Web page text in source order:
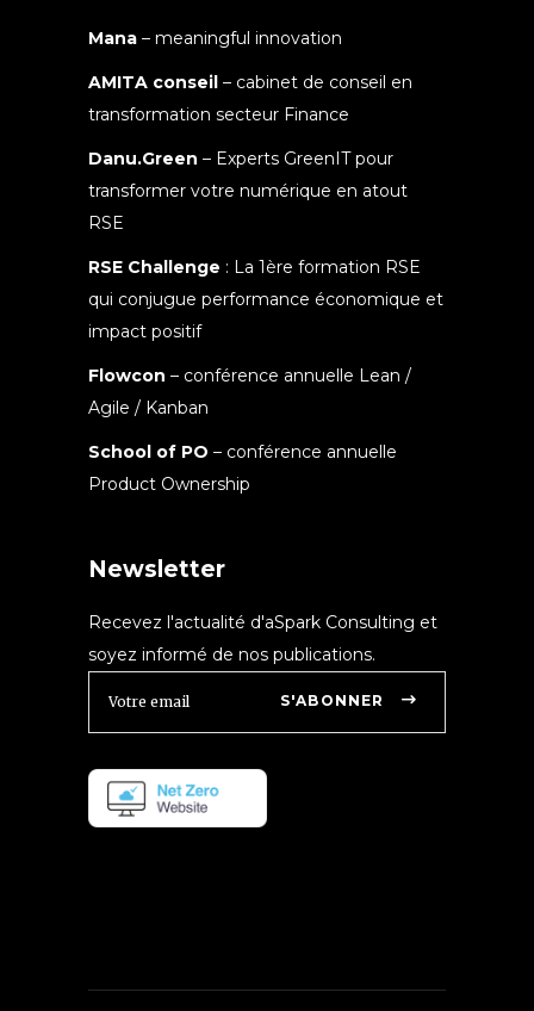
Mana – meaningful innovation
AMITA conseil – cabinet de conseil en
transformation secteur Finance
Danu.Green – Experts GreenIT pour
transformer votre numérique en atout
RSE
RSE Challenge : La 1ère formation RSE
qui conjugue performance économique et
impact positif
Flowcon – conférence annuelle Lean /
Agile / Kanban
School of PO – conférence annuelle
Product Ownership
Newsletter
Recevez l'actualité d'aSpark Consulting et
soyez informé de nos publications.
S'ABONNER